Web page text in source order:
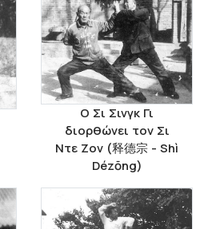
Ο Σι Σινγκ Γι
διορθώνει τον Σι
Ντε Ζον (释德宗 - Shì
Dézōng)